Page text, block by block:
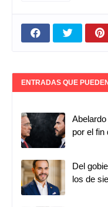
ENTRADAS QUE
por el fin
Del
los de